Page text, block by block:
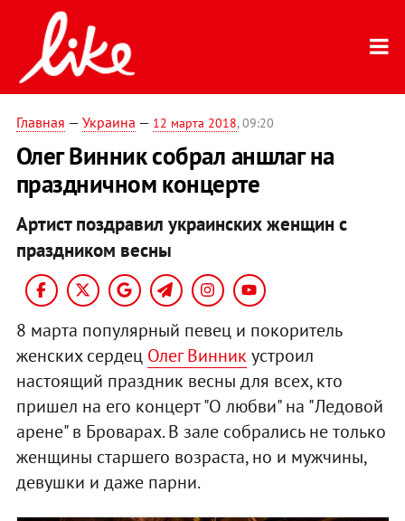
Главная — Украина — 12 марта 2018, 09:20
Олег Винник собрал аншлаг на
праздничном концерте
Артист поздравил украинских женщин с
праздником весны
8 марта популярный певец и покоритель
женских сердец Олег Винник устроил
настоящий праздник весны для всех, кто
пришел на его концерт "О любви" на "Ледовой
арене" в Броварах. В зале собрались не только
женщины старшего возраста, но и мужчины,
девушки и даже парни.